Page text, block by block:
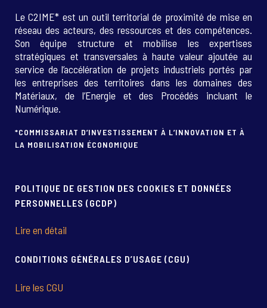
Le C2IME* est un outil territorial de proximité de mise en
réseau des acteurs, des ressources et des compétences.
Son équipe structure et mobilise les expertises
stratégiques et transversales à haute valeur ajoutée au
service de l’accélération de projets industriels portés par
les entreprises des territoires dans les domaines des
Matériaux, de l’Energie et des Procédés incluant le
Numérique.
*COMMISSARIAT D’INVESTISSEMENT À L’INNOVATION ET À
LA MOBILISATION ÉCONOMIQUE
POLITIQUE DE GESTION DES COOKIES ET DONNÉES
PERSONNELLES (GCDP)
Lire en détail
CONDITIONS GÉNÉRALES D’USAGE (CGU)
Lire les CGU